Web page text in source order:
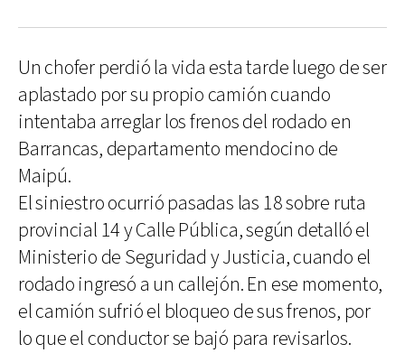
Un chofer perdió la vida esta tarde luego de ser
aplastado por su propio camión cuando
intentaba arreglar los frenos del rodado en
Barrancas, departamento mendocino de
Maipú.
El siniestro ocurrió pasadas las 18 sobre ruta
provincial 14 y Calle Pública, según detalló el
Ministerio de Seguridad y Justicia, cuando el
rodado ingresó a un callejón. En ese momento,
el camión sufrió el bloqueo de sus frenos, por
lo que el conductor se bajó para revisarlos.